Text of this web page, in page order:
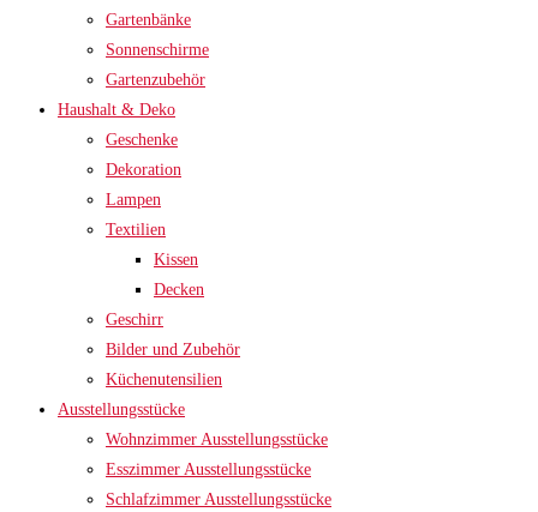
Gartenbänke
Sonnenschirme
Gartenzubehör
Haushalt & Deko
Geschenke
Dekoration
Lampen
Textilien
Kissen
Decken
Geschirr
Bilder und Zubehör
Küchenutensilien
Ausstellungsstücke
Wohnzimmer Ausstellungsstücke
Esszimmer Ausstellungsstücke
Schlafzimmer Ausstellungsstücke